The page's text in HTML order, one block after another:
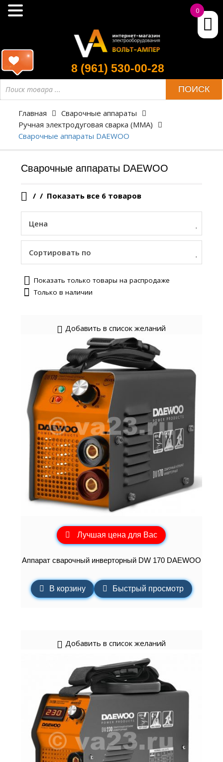
8 (961) 530-00-28
товара
ПОИСК
Главная
Сварочные аппараты
Ручная электродуговая сварка (ММА)
Сварочные аппараты DAEWOO
Сварочные аппараты DAEWOO
/ Показать все 6 товаров
Цена
Сортировать по
Показать только товары на распродаже
Только в наличии
Добавить в список желаний
Лучшая цена для Вас
Аппарат сварочный инверторный DW 170 DAEWOO
В корзину Быстрый просмотр
Добавить в список желаний
0